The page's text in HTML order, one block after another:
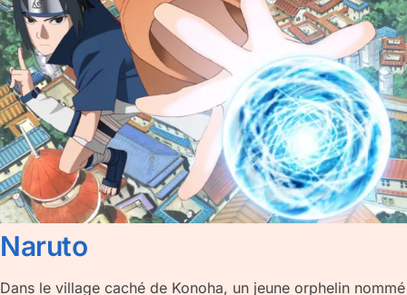
Naruto
Dans le village caché de Konoha, un jeune orphelin nommé